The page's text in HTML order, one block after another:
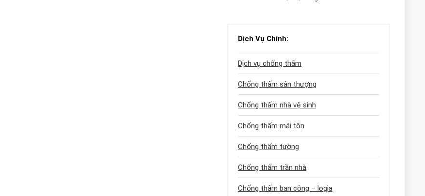
Dịch Vụ Chính:
Dịch vụ chống thấm
Chống thấm sân thượng
Chống thấm nhà vệ sinh
Chống thấm mái tôn
Chống thấm tường
Chống thấm trần nhà
Chống thấm ban công – logia